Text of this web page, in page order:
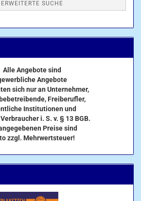
ERWEITERTE SUCHE
Alle Angebote sind
Angebote
sich nur an Unternehmer,
Freiberufler,
Institutionen und
i. S. v. § 13 BGB.
Preise sind
zzgl. Mehrwertsteuer!